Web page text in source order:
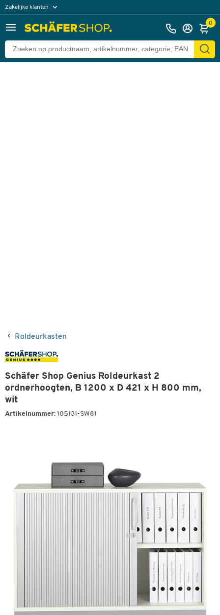
Zakelijke klanten
Particuliere klanten 0
Roldeurkasten
Schäfer Shop Genius Roldeurkast 2
ordnerhoogten, B 1200 x D 421 x H 800 mm,
wit
Artikelnummer: 105131-SW81
Terug